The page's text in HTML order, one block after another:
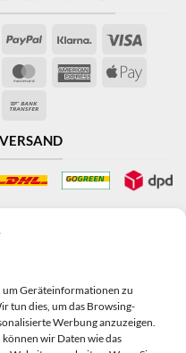
Geräteinformationen zu
tun dies, um das Browsing-
Werbung anzuzeigen.
wir Daten wie das
PayPal Klarna Visa
MasterCardAmericanApple
VERSAND
Lieferung
alles bestens!
Zossen, DE,